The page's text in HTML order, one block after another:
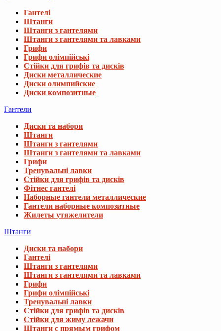
Гантелі
Штанги
Штанги з гантелями
Штанги з гантелями та лавками
Грифи
Грифи олімпійські
Стійки для грифів та дисків
Диски металлические
Диски олимпийские
Диски композитные
Гантели
Диски та набори
Штанги
Штанги з гантелями
Штанги з гантелями та лавками
Грифи
Тренувальні лавки
Стійки для грифів та дисків
Фітнес гантелі
Наборные гантели металлические
Гантели наборные композитные
Жилеты утяжелители
Штанги
Диски та набори
Гантелі
Штанги з гантелями
Штанги з гантелями та лавками
Грифи
Грифи олімпійські
Тренувальні лавки
Стійки для грифів та дисків
Стійки для жиму лежачи
Штанги с прямым грифом